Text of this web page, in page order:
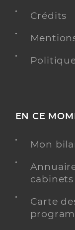
Crédits
EN CE
Mon
cabinets
Carte